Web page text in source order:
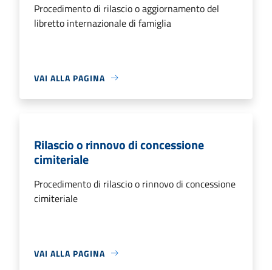
Procedimento di rilascio o aggiornamento del
libretto internazionale di famiglia
VAI ALLA PAGINA
Rilascio o rinnovo di concessione
cimiteriale
Procedimento di rilascio o rinnovo di concessione
cimiteriale
VAI ALLA PAGINA